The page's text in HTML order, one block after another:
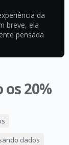
da
breve, ela
pensada
20%
dados